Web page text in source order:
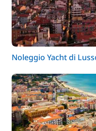
Noleggio Yacht di